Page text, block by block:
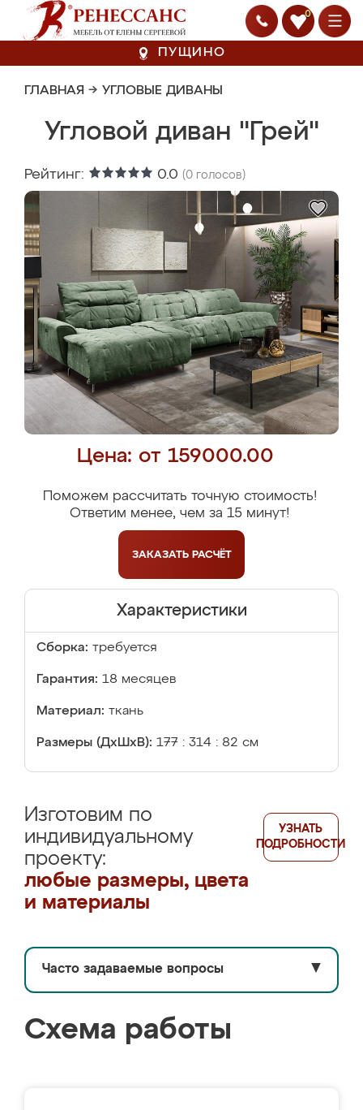
0
ПУЩИНО
ГЛАВНАЯ → УГЛОВЫЕ ДИВАНЫ
Угловой диван "Грей"
Рейтинг: 0.0 (0 голосов)
Цена: от 159000.00
Поможем рассчитать точную стоимость!
Ответим менее, чем за 15 минут!
ЗАКАЗАТЬ РАСЧЁТ
Характеристики
Сборка: требуется
Гарантия: 18 месяцев
Материал: ткань
Размеры (ДхШхВ): 177 : 314 : 82 см
Изготовим по
индивидуальному
проекту:
любые размеры, цвета
и материалы
УЗНАТЬ
ПОДРОБНОСТИ
Часто задаваемые вопросы ▼
Схема работы